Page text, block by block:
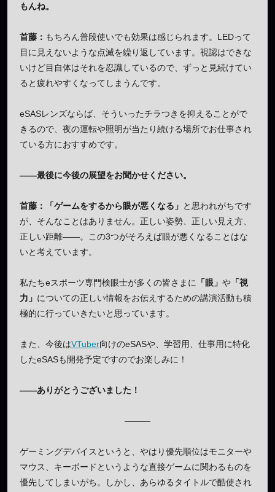
もんね。
首藤： もちろん普段使いでも効果は感じられます。LEDって
目に見えないような点滅を繰り返しています。視認はできな
いけど目自体はそれを忍識しているので、ずっと見続けてい
ると疲れやすくなってしまうんです。
eSASレンズならば、そういったチラつきを抑えることがで
きるので、夜の運転や照明が当たり続ける場所でお仕事され
ている方におすすめです。
——最後に今後の展望をお聞かせください。
首藤：「ゲームをするから眼が悪くなる」 と思われがちです
が、そんなことはありません。正しい姿勢、正しい見え方、
正しい距離——。この3つがそろえば眼が悪くなることはな
いと考えています。
私たちeスポーツ専門検眼士が多くの皆さまに 「眼」 や 「視
力」 についての正しい情報をお伝えするための講演活動も積
極的に行っていきたいと思っています。
また、今後はVTuber向けのeSASや、学習用、仕事用に特化
したeSASも開発予定ですのでお楽しみに！
——ありがとうございました！
———
ゲーミングデバイスというと、やはり優先順位はモニターや
マウス、キーボードというような直接ゲームに関わるものを
優先してしまいがち。しかし、あらゆるタイトルで酷使され